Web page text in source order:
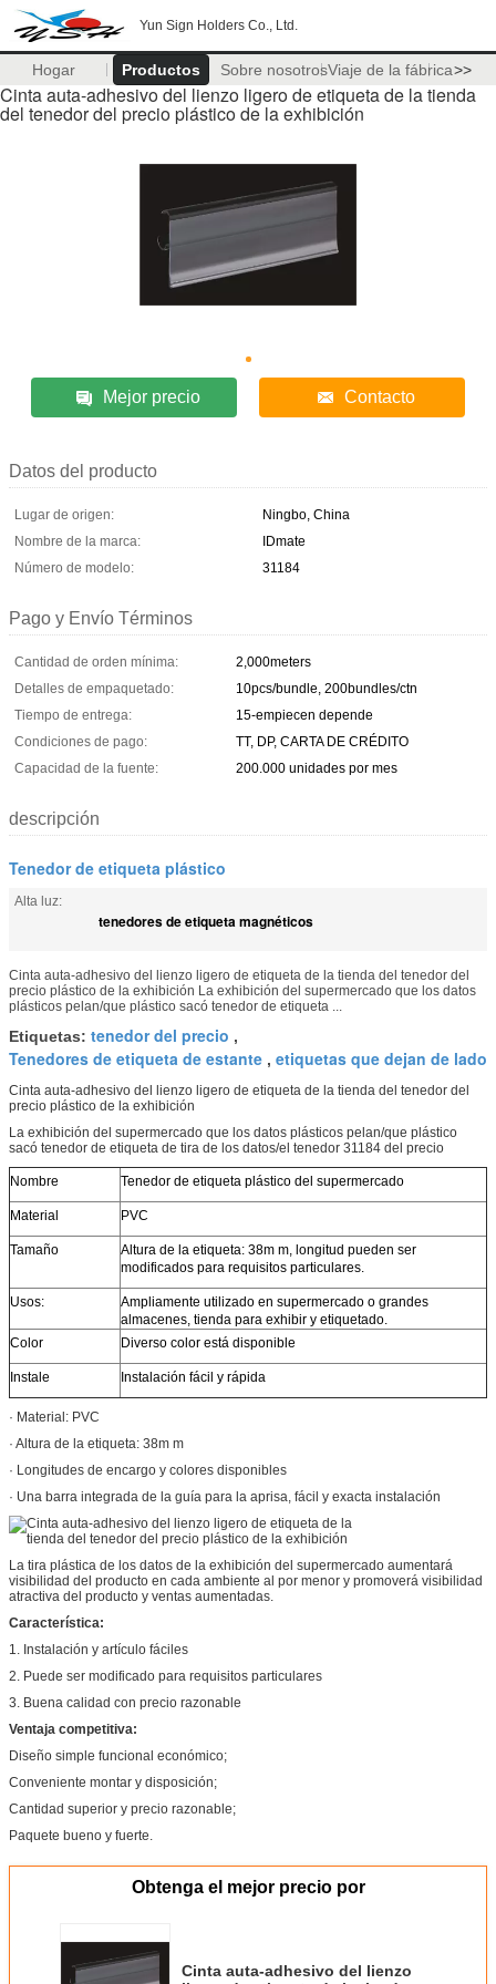
Yun Sign Holders Co., Ltd.
Hogar Productos Sobre nosotrosViaje de la fábrica>>
Cinta auta-adhesivo del lienzo ligero de etiqueta de la tienda
del tenedor del precio plástico de la exhibición
Mejor precio Contacto
Datos del producto
Lugar de origen:
Ningbo, China
Nombre de la marca:
IDmate
Número de modelo:
31184
Pago y Envío Términos
Cantidad de orden mínima:
2,000meters
Detalles de empaquetado:
10pcs/bundle, 200bundles/ctn
Tiempo de entrega:
15-empiecen depende
Condiciones de pago:
TT, DP, CARTA DE CRÉDITO
Capacidad de la fuente:
200.000 unidades por mes
descripción
Tenedor de etiqueta plástico
Alta luz:
tenedores de etiqueta magnéticos
Cinta auta-adhesivo del lienzo ligero de etiqueta de la tienda del tenedor del
precio plástico de la exhibición La exhibición del supermercado que los datos
plásticos pelan/que plástico sacó tenedor de etiqueta ...
Etiquetas: tenedor del precio ,
Tenedores de etiqueta de estante , etiquetas que dejan de lado
Cinta auta-adhesivo del lienzo ligero de etiqueta de la tienda del tenedor del
precio plástico de la exhibición
La exhibición del supermercado que los datos plásticos pelan/que plástico
sacó tenedor de etiqueta de tira de los datos/el tenedor 31184 del precio
Nombre Tenedor de etiqueta plástico del supermercado
Material PVC
Tamaño
Altura de la etiqueta: 38m m, longitud pueden ser
modificados para requisitos particulares.
Usos:
Ampliamente utilizado en supermercado o grandes
almacenes, tienda para exhibir y etiquetado.
Color
Diverso color está disponible
Instale Instalación fácil y rápida
· Material: PVC
· Altura de la etiqueta: 38m m
· Longitudes de encargo y colores disponibles
· Una barra integrada de la guía para la aprisa, fácil y exacta instalación
La tira plástica de los datos de la exhibición del supermercado aumentará
visibilidad del producto en cada ambiente al por menor y promoverá visibilidad
atractiva del producto y ventas aumentadas.
Característica:
1. Instalación y artículo fáciles
2. Puede ser modificado para requisitos particulares
3. Buena calidad con precio razonable
Ventaja competitiva:
Diseño simple funcional económico;
Conveniente montar y disposición;
Cantidad superior y precio razonable;
Paquete bueno y fuerte.
Obtenga el mejor precio por
Cinta auta-adhesivo del lienzo